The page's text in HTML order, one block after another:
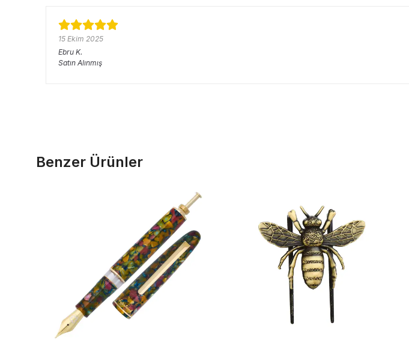
15 Ekim 2025
Ebru K.
Satın Alınmış
Benzer Ürünler